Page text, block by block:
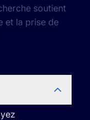
soutient
et la prise de